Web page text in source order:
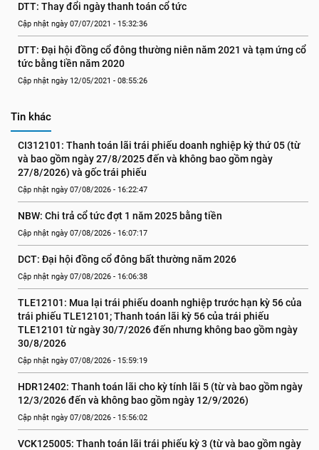
DTT: Thay đổi ngày thanh toán cổ tức
Cập nhật ngày 07/07/2021 - 15:32:36
DTT: Đại hội đồng cổ đông thường niên năm 2021 và tạm ứng cổ
tức bằng tiền năm 2020
Cập nhật ngày 12/05/2021 - 08:55:26
Tin khác
CI312101: Thanh toán lãi trái phiếu doanh nghiệp kỳ thứ 05 (từ
và bao gồm ngày 27/8/2025 đến và không bao gồm ngày
27/8/2026) và gốc trái phiếu
Cập nhật ngày 07/08/2026 - 16:22:47
NBW: Chi trả cổ tức đợt 1 năm 2025 bằng tiền
Cập nhật ngày 07/08/2026 - 16:07:17
DCT: Đại hội đồng cổ đông bất thường năm 2026
Cập nhật ngày 07/08/2026 - 16:06:38
TLE12101: Mua lại trái phiếu doanh nghiệp trước hạn kỳ 56 của
trái phiếu TLE12101; Thanh toán lãi kỳ 56 của trái phiếu
TLE12101 từ ngày 30/7/2026 đến nhưng không bao gồm ngày
30/8/2026
Cập nhật ngày 07/08/2026 - 15:59:19
HDR12402: Thanh toán lãi cho kỳ tính lãi 5 (từ và bao gồm ngày
12/3/2026 đến và không bao gồm ngày 12/9/2026)
Cập nhật ngày 07/08/2026 - 15:56:02
VCK125005: Thanh toán lãi trái phiếu kỳ 3 (từ và bao gồm ngày